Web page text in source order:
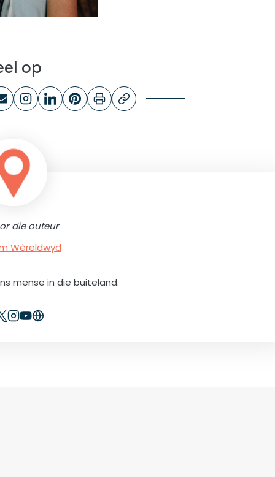
op
die outeur
Wêreldwyd
mense in die buiteland.